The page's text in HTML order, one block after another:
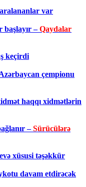
var
başlayır –Qaydalar
keçirdi
çempionu
haqqı xidmətlərin
–Sürücülərə
xüsusi təşəkkür
davam etdirəcək